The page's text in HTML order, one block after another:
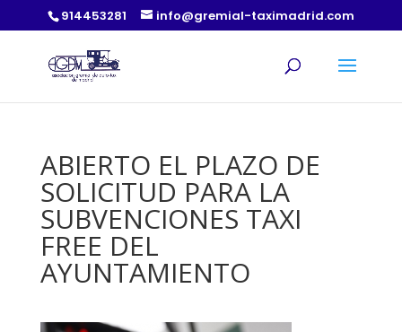
914453281 info@gremial-taximadrid.com
ABIERTO EL PLAZO DE
SOLICITUD PARA LA
SUBVENCIONES TAXI
FREE DEL
AYUNTAMIENTO